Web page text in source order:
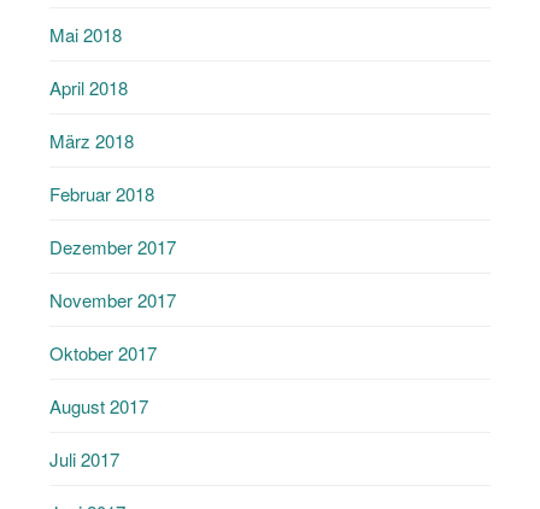
Mai 2018
April 2018
März 2018
Februar 2018
Dezember 2017
November 2017
Oktober 2017
August 2017
Juli 2017